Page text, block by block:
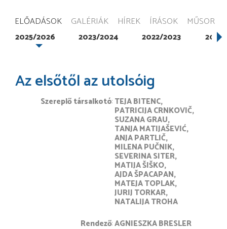
ELŐADÁSOK GALÉRIÁK HÍREK ÍRÁSOK MŰSOR
2025/2026 2023/2024 2022/2023
Az elsőtől az utolsóig
Szereplő társalkotó TEJA BITENC
PATRICIJA CRNKOVIČ
SUZANA GRAU
TANJA MATIJAŠEVIĆ
ANJA PARTLIČ
MILENA PUČNIK
SEVERINA SITER
MATIJA ŠIŠKO
AJDA ŠPACAPAN
MATEJA TOPLAK
JURIJ TORKAR
NATALIJA TROHA
rendező AGNIESZKA BRESLER